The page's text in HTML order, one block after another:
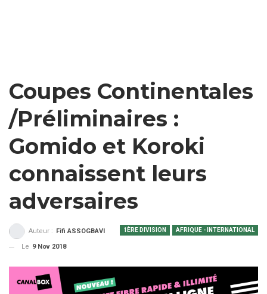
Coupes Continentales
/Préliminaires :
Gomido et Koroki
connaissent leurs
adversaires
1ÈRE DIVISION AFRIQUE - INTERNATIONAL
Auteur :
Fifi ASSOGBAVI
Le 9 Nov 2018